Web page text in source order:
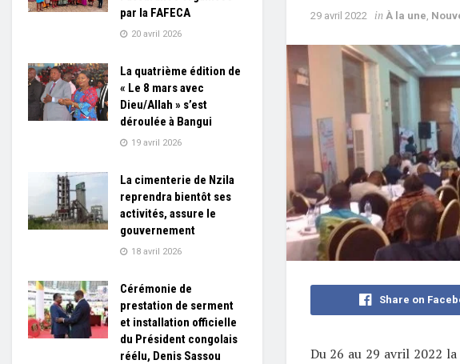
29 avril 2022 in À la une
Share on
Du 26 au 29 avril 2022
par la FAFECA
20 avril 2026
La quatrième édition de
« Le 8 mars avec
Dieu/Allah » s’est
déroulée à Bangui
19 avril 2026
La cimenterie de Nzila
reprendra bientôt ses
activités, assure le
gouvernement
18 avril 2026
Cérémonie de
prestation de serment
et installation officielle
du Président congolais
réélu, Denis Sassou